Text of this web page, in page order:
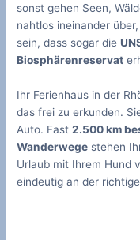
sonst gehen Seen,
nahtlos ineinander
sein, dass sogar die
Biosphärenreservat
Ihr Ferienhaus in der
das frei zu erkunden.
Auto. Fast2.500 km
Wanderwege stehen
Urlaub mit Ihrem Hund
eindeutig an der